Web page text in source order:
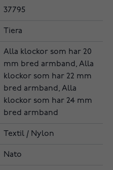
37795
Tiera
Alla klockor som har 20
mm bred armband, Alla
klockor som har 22 mm
bred armband, Alla
klockor som har 24 mm
bred armband
Textil / Nylon
Nato